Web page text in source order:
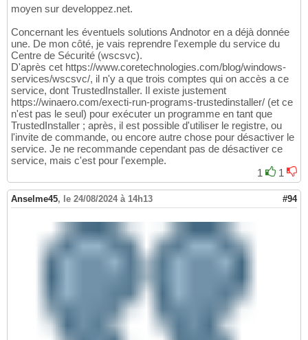
moyen sur developpez.net.
Concernant les éventuels solutions Andnotor en a déjà donnée
une. De mon côté, je vais reprendre l'exemple du service du
Centre de Sécurité (wscsvc).
D'après cet https://www.coretechnologies.com/blog/windows-
services/wscsvc/, il n'y a que trois comptes qui on accès a ce
service, dont TrustedInstaller. Il existe justement
https://winaero.com/execti-run-programs-trustedinstaller/ (et ce
n'est pas le seul) pour exécuter un programme en tant que
TrustedInstaller ; après, il est possible d'utiliser le registre, ou
l'invite de commande, ou encore autre chose pour désactiver le
service. Je ne recommande cependant pas de désactiver ce
service, mais c'est pour l'exemple.
1
1
Anselme45, le 24/08/2024 à 14h13 #94